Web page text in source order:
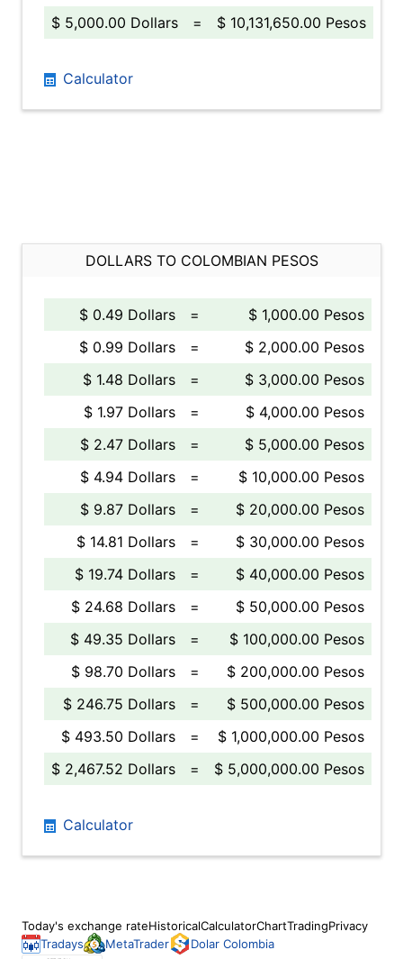
$ 5,000.00 Dollars
= $ 10,131,650.00 Pesos
Calculator
DOLLARS TO COLOMBIAN PESOS
$ 0.49 Dollars =
$ 1,000.00 Pesos
$ 0.99 Dollars
=
$ 2,000.00 Pesos
$ 1.48 Dollars
=
$ 3,000.00 Pesos
$ 1.97 Dollars
=
$ 4,000.00 Pesos
$ 2.47 Dollars
=
$ 5,000.00 Pesos
$ 4.94 Dollars
=
$ 10,000.00 Pesos
$ 9.87 Dollars
=
$ 20,000.00 Pesos
$ 14.81 Dollars
=
$ 30,000.00 Pesos
$ 19.74 Dollars
=
$ 40,000.00 Pesos
$ 24.68 Dollars
=
$ 50,000.00 Pesos
$ 49.35 Dollars
=
$ 100,000.00 Pesos
$ 98.70 Dollars
=
$ 200,000.00 Pesos
$ 246.75 Dollars
=
$ 500,000.00 Pesos
$ 493.50 Dollars
=
$ 1,000,000.00 Pesos
$ 2,467.52 Dollars
= $ 5,000,000.00 Pesos
Calculator
Today's exchange rateHistoricalCalculatorChartTradingPrivacy
Tradays
MetaTrader Dolar Colombia